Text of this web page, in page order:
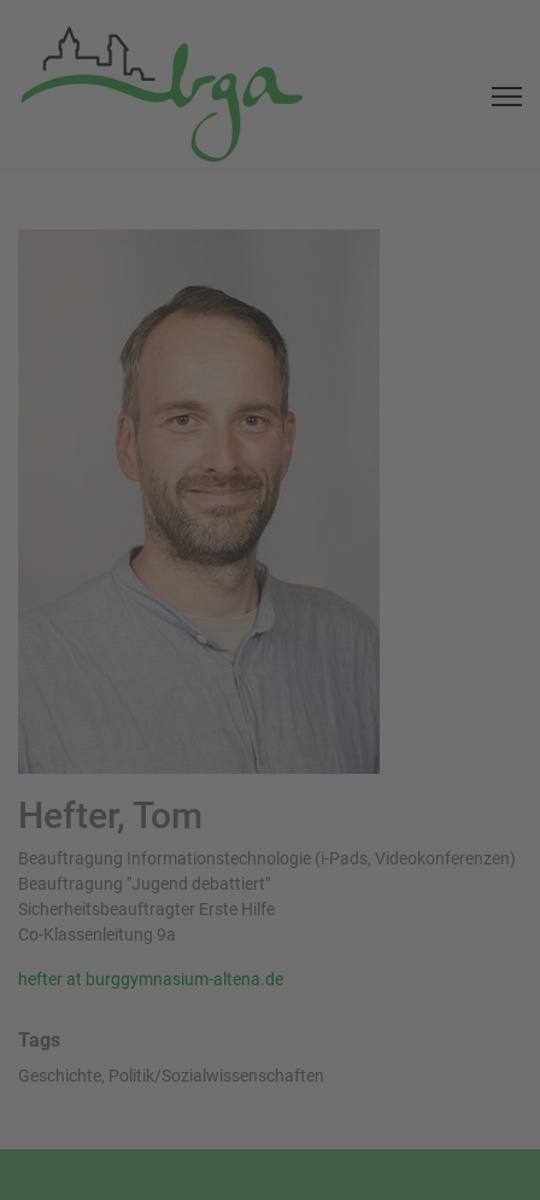
Hefter, Tom
Beauftragung Informationstechnologie (i-Pads, Videokonferenzen)
Beauftragung "Jugend debattiert"
Sicherheitsbeauftragter Erste Hilfe
Co-Klassenleitung 9a
hefter at burggymnasium-altena.de
Tags
Geschichte, Politik/Sozialwissenschaften